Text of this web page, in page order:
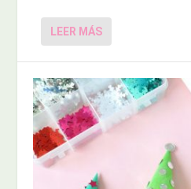
LEER MÁS